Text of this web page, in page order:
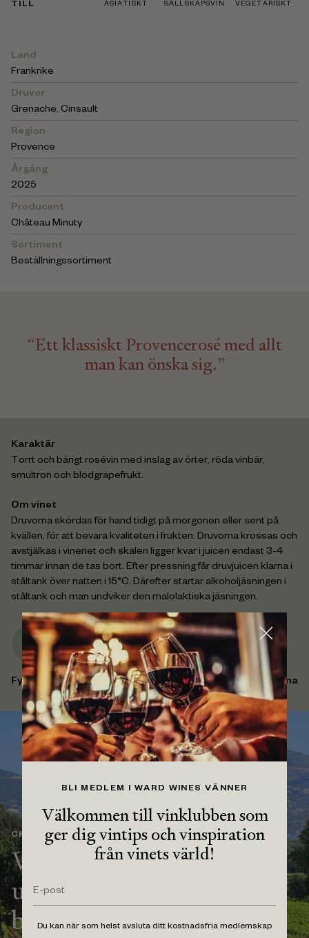
BLI MEDLEM I WARD WINES VÄNNER
Välkommen till vinklubben som
ger dig vintips och vinspiration
från vinets värld!
Du kan när som helst avsluta ditt kostnadsfria medlemskap
TILL ASIATISKT SÄLLSKAPSVIN VEGETARISKT
Land
Frankrike
Druvor
Grenache, Cinsault
Region
Provence
Årgång
2025
Producent
Château Minuty
Sortiment
Beställningssortiment
“Ett klassiskt Provencerosé med allt
man kan önska sig.”
Karaktär
Torrt och bärigt rosévin med inslag av örter, röda vinbär,
smultron och blodgrapefrukt.
Om vinet
Druvorna skördas för hand tidigt på morgonen eller sent på
kvällen, för att bevara kvaliteten i frukten. Druvorna krossas och
avstjälkas i vineriet och skalen ligger kvar i juicen endast 3-4
timmar innan de tas bort. Efter pressning får druvjuicen klarna i
ståltank över natten i 15°C. Därefter startar alkoholjäsningen i
ståltank och man undviker den malolaktiska jäsningen.
Fyllighet Syra Fruktsötma
CHÂTEAU MINUTY I PROVENCE
Vingårdar med vacker
utsikt över St Tropez-
bukten.